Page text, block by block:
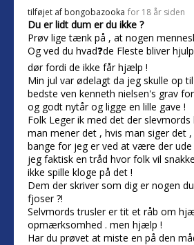
tilføjet af bongobazooka for 18 år siden
Du er lidt dum er du ikke ?
Prøv lige tænk på , at nogen
Og ved du hvad❓de Fleste bliver
dør fordi de ikke får hjælp !
Min jul var ødelagt da jeg skulle op
bedste ven kenneth nielsen's grav
og godt nytår og ligge en lille gave !
Folk Leger ik med det der slevmords
man mener det , hvis man siger det
bange for jeg er ved at være der
jeg faktisk en tråd hvor folk vil
ikke spille kloge på det !
Dem der skriver som dig er nogen
fjoser ?!
Selvmords trusler er tit et råb om
opmærksomhed . men hjælp !
Har du prøvet at miste en på den